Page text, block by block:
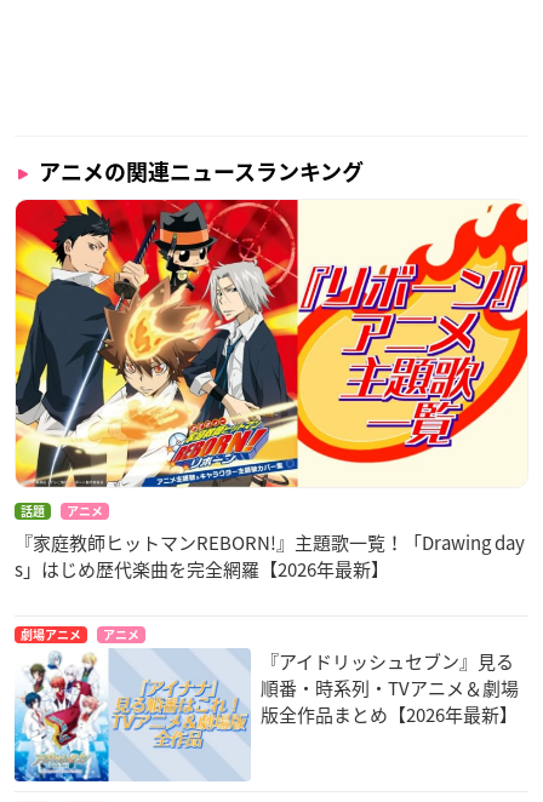
アニメの関連ニュースランキング
話題 アニメ
『家庭教師ヒットマンREBORN!』主題歌一覧！「Drawing day
s」はじめ歴代楽曲を完全網羅【2026年最新】
劇場アニメ アニメ
『アイドリッシュセブン』見る
順番・時系列・TVアニメ＆劇場
版全作品まとめ【2026年最新】